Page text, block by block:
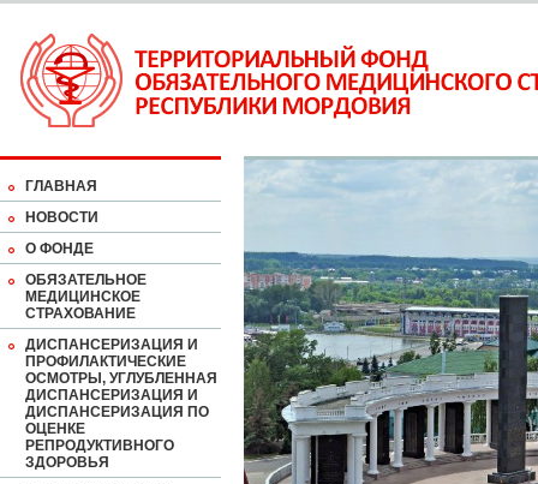
ГЛАВНАЯ
НОВОСТИ
О ФОНДЕ
ОБЯЗАТЕЛЬНОЕ
МЕДИЦИНСКОЕ
СТРАХОВАНИЕ
ДИСПАНСЕРИЗАЦИЯ И
ПРОФИЛАКТИЧЕСКИЕ
ОСМОТРЫ, УГЛУБЛЕННАЯ
ДИСПАНСЕРИЗАЦИЯ И
ДИСПАНСЕРИЗАЦИЯ ПО
ОЦЕНКЕ
РЕПРОДУКТИВНОГО
ЗДОРОВЬЯ